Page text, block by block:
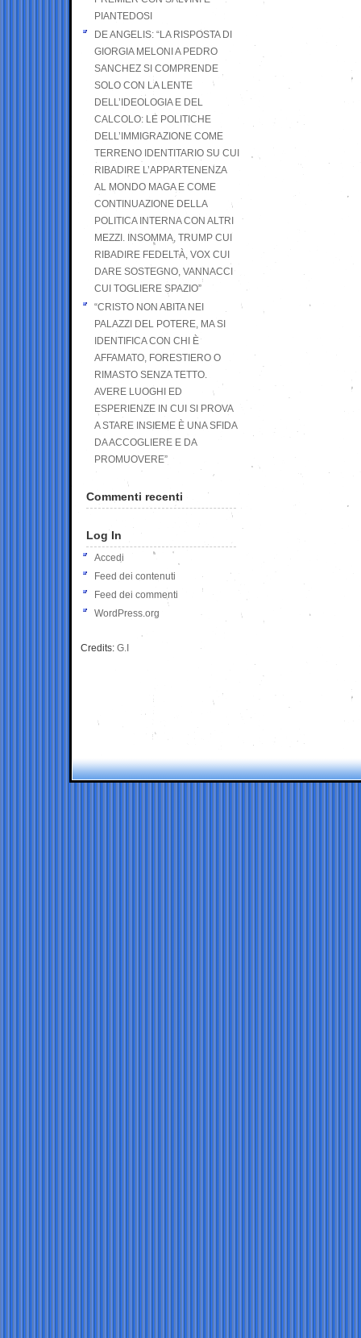
PIANTEDOSI
DE ANGELIS: “LA RISPOSTA DI
GIORGIA MELONI A PEDRO
SANCHEZ SI COMPRENDE
SOLO CON LA LENTE
DELL’IDEOLOGIA E DEL
CALCOLO: LE POLITICHE
DELL’IMMIGRAZIONE COME
TERRENO IDENTITARIO SU CUI
RIBADIRE L’APPARTENENZA
AL MONDO MAGA E COME
CONTINUAZIONE DELLA
POLITICA INTERNA CON ALTRI
MEZZI. INSOMMA, TRUMP CUI
RIBADIRE FEDELTÀ, VOX CUI
DARE SOSTEGNO, VANNACCI
CUI TOGLIERE SPAZIO”
“CRISTO NON ABITA NEI
PALAZZI DEL POTERE, MA SI
IDENTIFICA CON CHI È
AFFAMATO, FORESTIERO O
RIMASTO SENZA TETTO.
AVERE LUOGHI ED
ESPERIENZE IN CUI SI PROVA
A STARE INSIEME È UNA SFIDA
DA ACCOGLIERE E DA
PROMUOVERE”
Commenti recenti
Log In
Accedi
Feed dei contenuti
Feed dei commenti
WordPress.org
Credits: G.I